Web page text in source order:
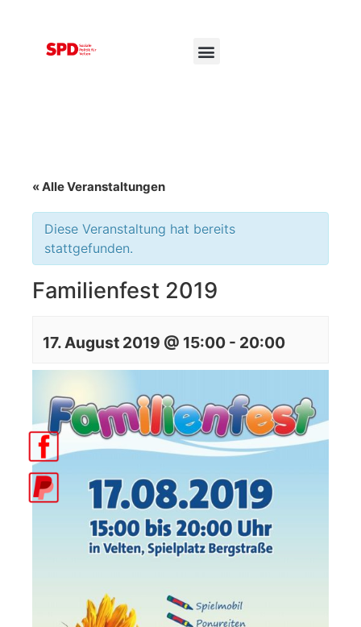
« Alle Veranstaltungen
Diese Veranstaltung hat bereits
stattgefunden.
Familienfest 2019
17. August 2019 @ 15:00 - 20:00